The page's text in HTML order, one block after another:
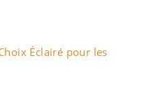
Éclairé pour les